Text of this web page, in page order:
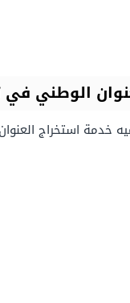
الوطني في
خدمة استخراج